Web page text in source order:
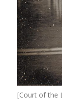
[Court of the